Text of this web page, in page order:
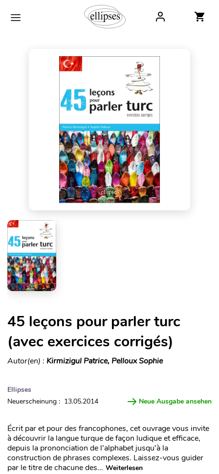
45 leçons pour parler turc
(avec exercices corrigés)
Autor(en) : Kirmizigul Patrice, Pelloux Sophie
Ellipses
Neuerscheinung : 13.05.2014
Neue Ausgabe ansehen
Écrit par et pour des francophones, cet ouvrage vous invite
à découvrir la langue turque de façon ludique et efficace,
depuis la prononciation de l’alphabet jusqu’à la
construction de phrases complexes. Laissez-vous guider
par le titre de chacune des... Weiterlesen